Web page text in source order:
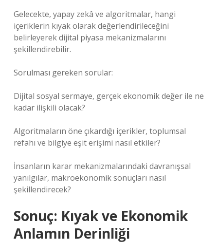
Gelecekte, yapay zekâ ve algoritmalar, hangi
içeriklerin kıyak olarak değerlendirileceğini
belirleyerek dijital piyasa mekanizmalarını
şekillendirebilir.
Sorulması gereken sorular:
Dijital sosyal sermaye, gerçek ekonomik değer ile ne
kadar ilişkili olacak?
Algoritmaların öne çıkardığı içerikler, toplumsal
refahı ve bilgiye eşit erişimi nasıl etkiler?
İnsanların karar mekanizmalarındaki davranışsal
yanılgılar, makroekonomik sonuçları nasıl
şekillendirecek?
Sonuç: Kıyak ve Ekonomik
Anlamın Derinliği